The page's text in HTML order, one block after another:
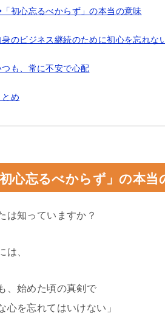
初心忘るべからず」の本当の意味
身のビジネス継続のために初心を忘れな
つも、常に不安で心配
とめ
心忘るべからず」の本当
は知っていますか？
は、
、始めた頃の真剣で
を忘れてはいけない」